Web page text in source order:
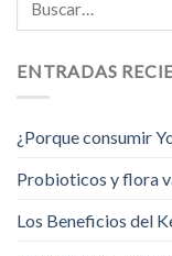
ENTRADAS
¿Porque consumir
Probioticos y flora
Los Beneficios del